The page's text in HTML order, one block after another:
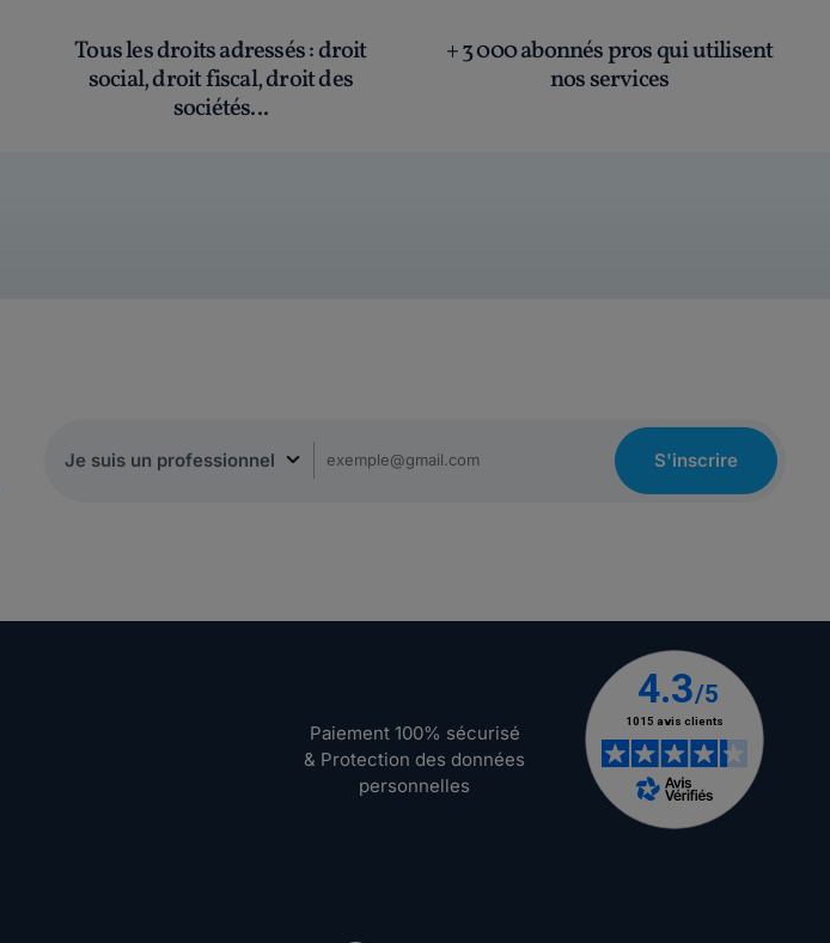
Tous les droits adressés: droit
social, droit fiscal, droit des
sociétés...
+ 3 000 abonnés pros qui utilisent
nos services
S'inscrire
Paiement 100% sécurisé
& Protection des données
personnelles